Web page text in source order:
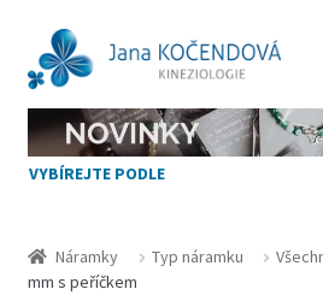
Přeskočit
na
Přejít
k
webuVŠECHNY NÁRAMKY
NOVINKY
JAK VYBÍRAT
VYBÍREJTE PODLE
Náramky Typ náramku
mm s peříčkem